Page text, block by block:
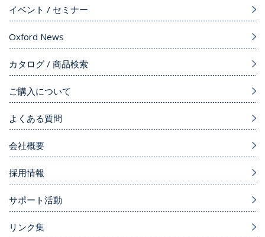
イベント / セミナー
Oxford News
カタログ / 商品検索
ご購入について
よくある質問
会社概要
採用情報
サポート活動
リンク集